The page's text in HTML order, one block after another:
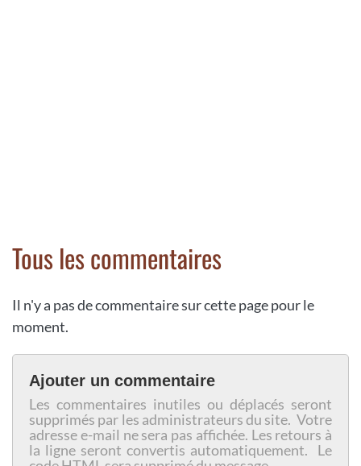
Tous les commentaires
Il n'y a pas de commentaire sur cette page pour le
moment.
Ajouter un commentaire
Les commentaires inutiles ou déplacés seront
supprimés par les administrateurs du site. Votre
adresse e-mail ne sera pas affichée. Les retours à
la ligne seront convertis automatiquement. Le